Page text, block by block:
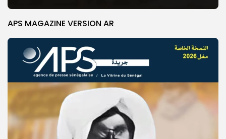
APS MAGAZINE VERSION AR